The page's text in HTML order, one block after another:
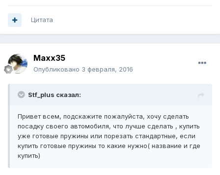
Цитата
Maxx35
Опубликовано 3 февраля, 2016
Stf_plus сказал:
Привет всем, подскажите пожалуйста, хочу сделать
посадку своего автомобиля, что лучше сделать , купить
уже готовые пружины или порезать стандартные, если
купить готовые пружины то какие нужно( название и где
купить)